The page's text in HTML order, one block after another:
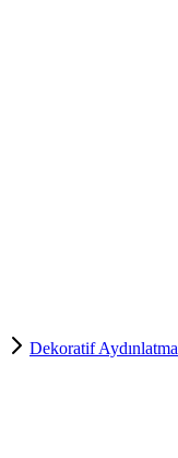
Dekoratif Aydınlatma